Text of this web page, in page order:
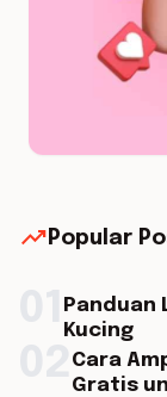
trending_up Popular
Panduan
Kucing
Cara
Gratis